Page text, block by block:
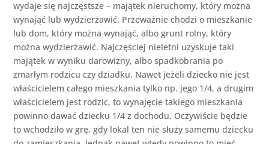
wydaje się najczęstsze – majątek nieruchomy, który można
wynająć lub wydzierżawić. Przeważnie chodzi o mieszkanie
lub dom, który można wynająć, albo grunt rolny, który
można wydzierżawić. Najczęściej nieletni uzyskuje taki
majątek w wyniku darowizny, albo spadkobrania po
zmarłym rodzicu czy dziadku. Nawet jeżeli dziecko nie jest
właścicielem całego mieszkania tylko np. jego 1/4, a drugim
właścicielem jest rodzic, to wynajęcie takiego mieszkania
powinno dawać dziecku 1/4 z dochodu. Oczywiście będzie
to wchodziło w grę, gdy lokal ten nie służy samemu dziecku